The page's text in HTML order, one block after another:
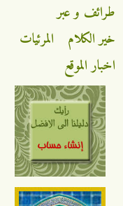
و عبر
الكلام
المرئيات
الموقع